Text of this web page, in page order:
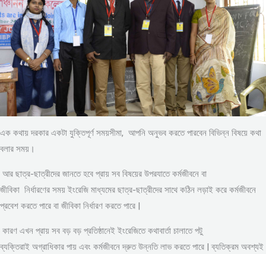
এক কথায় দরকার একটা যুক্তিপূর্ণ সময়সীমা, আপনি অনুভব করতে পারবেন বিভিন্ন বিষয়ে কথা
বলার সময়।
আর ছাত্র-ছাত্রীদের জানতে হবে প্রায় সব বিষয়ের উপরযাতে কর্মজীবনে বা
জীবিকা নির্ধারণের সময় ইংরেজি মাধ্যমের ছাত্র-ছাত্রীদের সাথে কঠিন লড়াই করে কর্মজীবনে
প্রবেশ করতে পারে বা জীবিকা নির্ধারণ করতে পারে |
কারণ এখন প্রায় সব বড় বড় প্রতিষ্ঠানেই ইংরেজিতে কথাবার্তা চালাতে পটু
ব্যক্তিরাই অগ্রাধিকার পায় এবং কর্মজীবনে দ্রুত উন্নতি লাভ করতে পারে | ব্যতিক্রম অবশ্যই